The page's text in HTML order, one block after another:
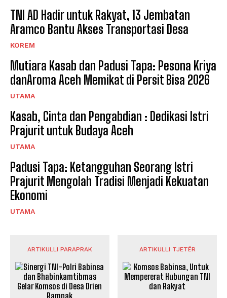
TNI AD Hadir untuk Rakyat, 13 Jembatan
Aramco Bantu Akses Transportasi Desa
KOREM
Mutiara Kasab dan Padusi Tapa: Pesona Kriya
danAroma Aceh Memikat di Persit Bisa 2026
UTAMA
Kasab, Cinta dan Pengabdian : Dedikasi Istri
Prajurit untuk Budaya Aceh
UTAMA
Padusi Tapa: Ketangguhan Seorang Istri
Prajurit Mengolah Tradisi Menjadi Kekuatan
Ekonomi
UTAMA
ARTIKULLI PARAPRAK ARTIKULLI TJETËR